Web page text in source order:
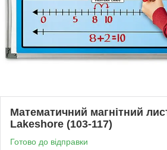
Математичний магнітний
Lakeshore (103-117)
Готово до відправки